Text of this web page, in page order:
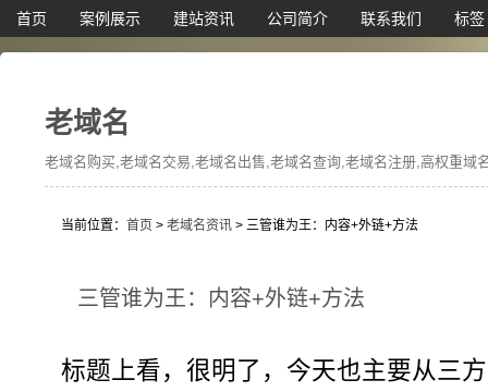
首页 案例展示 建站资讯 公司简介 联系我们 标签
老域名
老域名购买,老域名交易,老域名出售,老域名查询,老域名注册,高权重域
当前位置： 首页 > 老域名资讯 > 三管谁为王：内容+外链+方法
三管谁为王：内容+外链+方法
标题上看，很明了，今天也主要从三